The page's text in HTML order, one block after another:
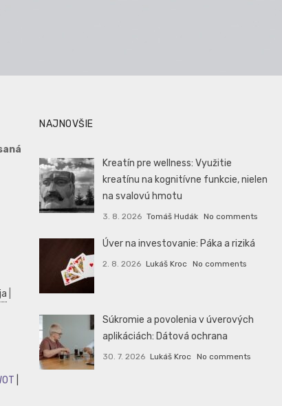
NAJNOVŠIE
Kreatín pre wellness: Využitie
kreatínu na kognitívne funkcie, nielen
na svalovú hmotu
3. 8. 2026 Tomáš Hudák No comments
Úver na investovanie: Páka a riziká
2. 8. 2026 Lukáš Kroc No comments
Súkromie a povolenia v úverových
aplikáciách: Dátová ochrana
30. 7. 2026 Lukáš Kroc No comments